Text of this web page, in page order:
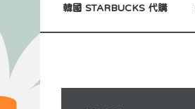
韓國 STARBUCKS 代購